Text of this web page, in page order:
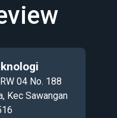
04 No. 188
Kec Sawangan